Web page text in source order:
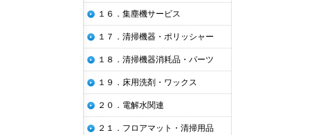
１６．集塵機サービス
１７．清掃機器・ポリッシャー
１８．清掃機器消耗品・パーツ
１９．床用洗剤・ワックス
２０．電解水関連
２１．フロアマット・清掃用品